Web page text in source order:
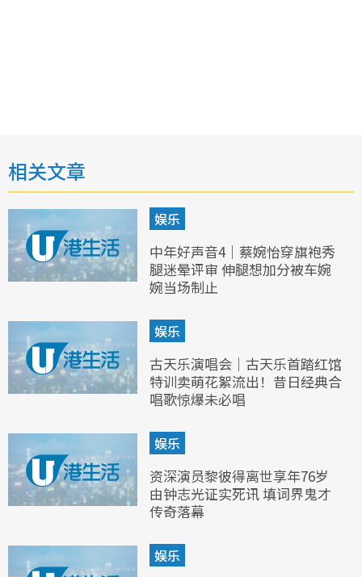
相关文章
娱乐
中年好声音4｜蔡婉怡穿旗袍秀
腿迷晕评审 伸腿想加分被车婉
婉当场制止
娱乐
古天乐演唱会｜古天乐首踏红馆
特训卖萌花絮流出！昔日经典合
唱歌惊爆未必唱
娱乐
资深演员黎彼得离世享年76岁
由钟志光证实死讯 填词界鬼才
传奇落幕
娱乐